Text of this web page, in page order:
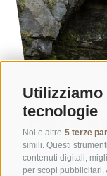
tecnologie
Noi e altre 5 terze
simili. Questi
contenuti digitali,
per scopi pubblicitari.
Parco
LEGGI DI